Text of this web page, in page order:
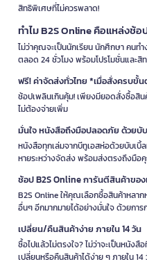
สิทธิพิเศษที่ไม่ควรพลาด!
ทำไม B2S Online คือแหล่งช้
ไม่ว่าคุณจะเป็นนักเรียน นักศึกษา คน
ตลอด 24 ชั่วโมง พร้อมโปรโมชั่นและสิ
ฟรี! ค่าจัดส่งทั่วไทย *เมื่อสั่งครบขั้
ช้อปเพลินเกินคุ้ม! เพียงมียอดสั่งซื้อสิ
ไม่ต้องจ่ายเพิ่ม
มั่นใจ หนังสือถึงมือปลอดภัย ด้วยบั
หนังสือทุกเล่มจากบีทูเอสห่อด้วยบับเบิ้
หายระหว่างจัดส่ง พร้อมส่งตรงถึงมื
ช้อป B2S Online การันตีสินค้าของ
B2S Online ให้คุณเลือกซื้อสินค้าหลาก
อื่นๆ อีกมากมายได้อย่างมั่นใจ ด้วยกา
เปลี่ยน/คืนสินค้าง่าย ภายใน 14 วัน
ซื้อไปแล้วไม่ตรงใจ? ไม่ว่าจะเป็นหนั
เปลี่ยนหรือคืนสินค้าได้ง่าย ๆ ภายใน